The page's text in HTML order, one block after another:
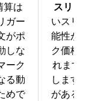
算は
ガー
がポ
しな
ーク
る動
めで
スリッ
いスリ
能性が
ク価格
れます
します
がある